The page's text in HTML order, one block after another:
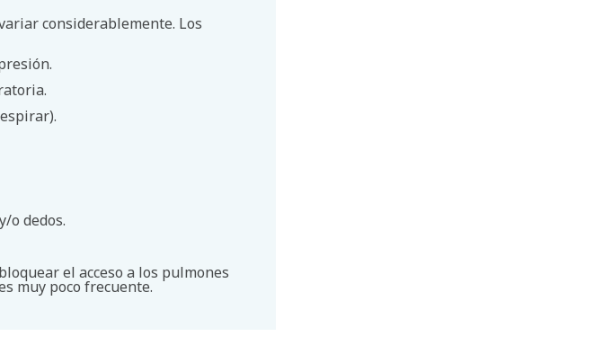
considerablemente. Los
o dedos.
el acceso a los pulmones
muy poco frecuente.